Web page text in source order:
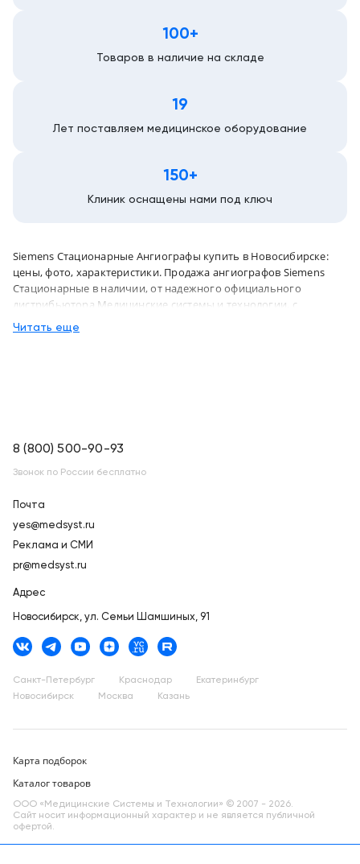
100+
Товаров в наличие на складе
19
Лет поставляем медицинское оборудование
150+
Клиник оснащены нами под ключ
Siemens Стационарные Ангиографы купить в Новосибирске:
цены, фото, характеристики. Продажа ангиографов Siemens
Стационарные в наличии, от надежного официального
дистрибьютора Медицинские системы и технологии, с
доставкой в Новосибирск по России
Читать еще
8 (800) 500-90-93
Звонок по России бесплатно
Почта
yes@medsyst.ru
Реклама и СМИ
pr@medsyst.ru
Адрес
Новосибирск, ул. Семьи Шамшиных, 91
Санкт-Петербург Краснодар
Екатеринбург
Новосибирск
Москва Казань
Карта подборок
Каталог товаров
ООО «Медицинские Системы и Технологии» © 2007 - 2026.
Сайт носит информационный характер и не является публичной
офертой.